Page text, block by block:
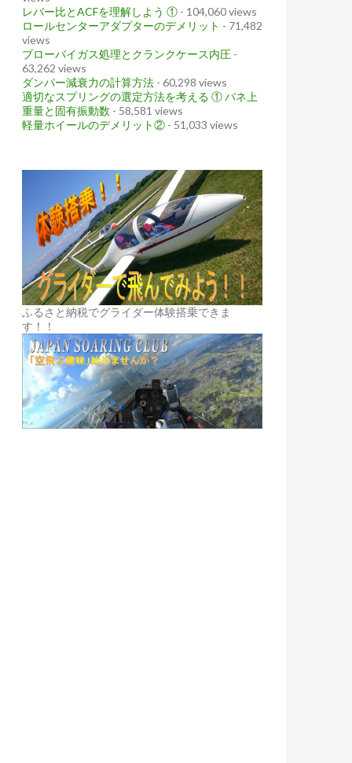
レバー比とACFを理解しよう ① - 104,060 views
ロールセンターアダプターのデメリット - 71,482
views
ブローバイガス処理とクランクケース内圧 -
63,262 views
ダンパー減衰力の計算方法 - 60,298 views
適切なスプリングの選定方法を考える ① バネ上
重量と固有振動数 - 58,581 views
軽量ホイールのデメリット② - 51,033 views
ふるさと納税でグライダー体験搭乗できま
す！！